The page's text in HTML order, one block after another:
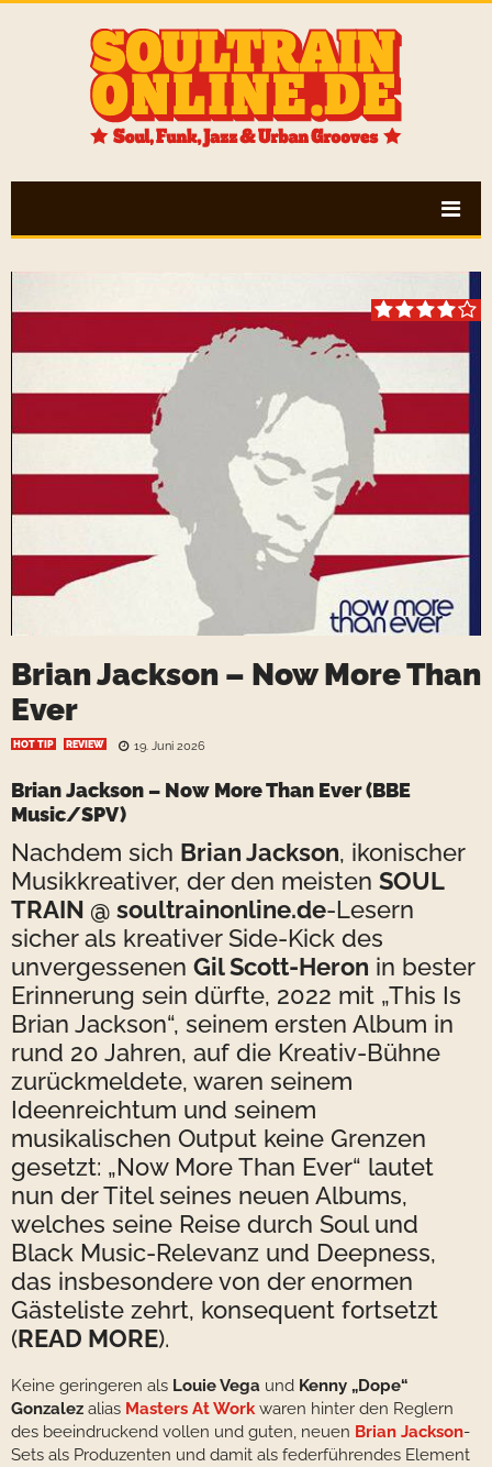
Brian Jackson – Now More Than
Ever
HOT TIP REVIEW 19. Juni 2026
Brian Jackson – Now More Than Ever(BBE
Music/SPV)
Nachdem sich Brian Jackson, ikonischer
Musikkreativer, der den meisten SOUL
TRAIN @ soultrainonline.de-Lesern
sicher als kreativer Side-Kick des
unvergessenen Gil Scott-Heron in bester
Erinnerung sein dürfte, 2022 mit „This Is
Brian Jackson“, seinem ersten Album in
rund 20 Jahren, auf die Kreativ-Bühne
zurückmeldete, waren seinem
Ideenreichtum und seinem
musikalischen Output keine Grenzen
gesetzt: „Now More Than Ever“ lautet
nun der Titel seines neuen Albums,
welches seine Reise durch Soul und
Black Music-Relevanz und Deepness,
das insbesondere von der enormen
Gästeliste zehrt, konsequent fortsetzt
(READ MORE).
Keine geringeren als Louie Vega und Kenny „Dope“
Gonzalez alias Masters At Workwaren hinter den Reglern
des beeindruckend vollen und guten, neuen Brian Jackson-
Sets als Produzenten und damit als federführendes Element